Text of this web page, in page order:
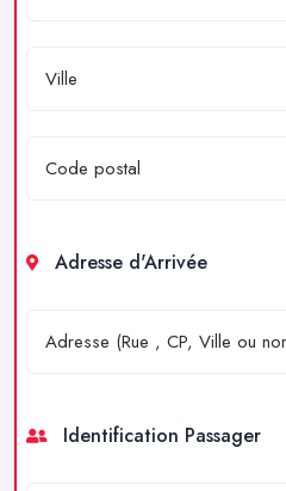
Adresse d'Arrivée
Identification Passager